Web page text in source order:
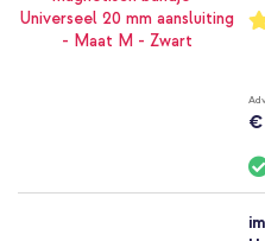
91%
€